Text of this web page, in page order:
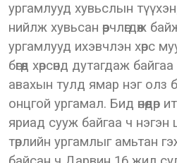
ургамлууд хувьслын
нийлж хувьсан өөрчлөгдөж
ургамлууд ихэвчлэн хөрс
бөгөөд хөрсөнд дутагдаж
авахын тулд ямар нэг олз
онцгой ургамал. Бид өнөөдөр
яриад сууж байгаа ч нэгэн
төрлийн ургамлыг амьтан